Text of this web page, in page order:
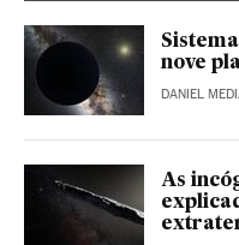
nove
DANIEL
As